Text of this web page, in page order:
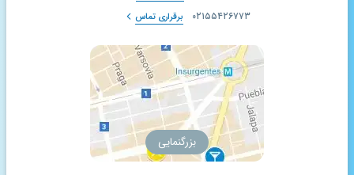
۰۲۱۵۵۴۲۶۷۷۳ برقراری تماس
بزرگنمایی